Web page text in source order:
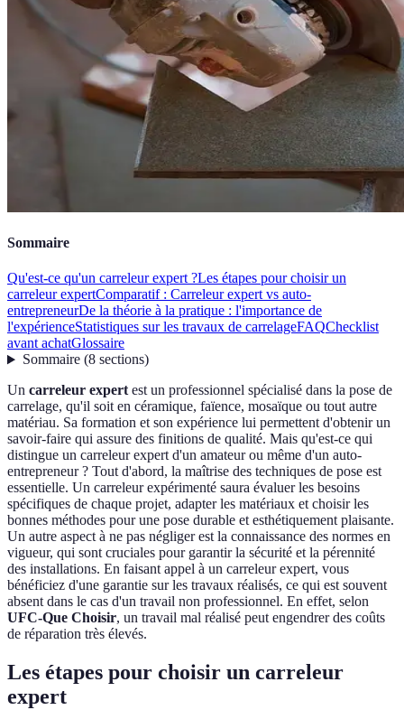
Sommaire
Qu'est-ce qu'un carreleur expert ?Les étapes pour choisir un
carreleur expertComparatif : Carreleur expert vs auto-
entrepreneurDe la théorie à la pratique : l'importance de
l'expérienceStatistiques sur les travaux de carrelageFAQChecklist
avant achatGlossaire
Sommaire(8 sections)
Un carreleur expertest un professionnel spécialisé dans la pose de
carrelage, qu'il soit en céramique, faïence, mosaïque ou tout autre
matériau. Sa formation et son expérience lui permettent d'obtenir un
savoir-faire qui assure des finitions de qualité. Mais qu'est-ce qui
distingue un carreleur expert d'un amateur ou même d'un auto-
entrepreneur ? Tout d'abord, la maîtrise des techniques de pose est
essentielle. Un carreleur expérimenté saura évaluer les besoins
spécifiques de chaque projet, adapter les matériaux et choisir les
bonnes méthodes pour une pose durable et esthétiquement plaisante.
Un autre aspect à ne pas négliger est la connaissance des normes en
vigueur, qui sont cruciales pour garantir la sécurité et la pérennité
des installations. En faisant appel à un carreleur expert, vous
bénéficiez d'une garantie sur les travaux réalisés, ce qui est souvent
absent dans le cas d'un travail non professionnel. En effet, selon
UFC-Que Choisir, un travail mal réalisé peut engendrer des coûts
de réparation très élevés.
Les étapes pour choisir un carreleur
expert